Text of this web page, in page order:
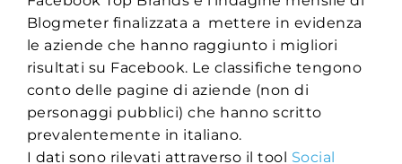
Blogmeter finalizzata a mettere in evidenza
le aziende che hanno raggiunto i migliori
risultati su Facebook. Le classifiche tengono
conto delle pagine di aziende (non di
personaggi pubblici) che hanno scritto
prevalentemente in italiano.
I dati sono rilevati attraverso il tool Social